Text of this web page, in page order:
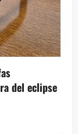
del eclipse